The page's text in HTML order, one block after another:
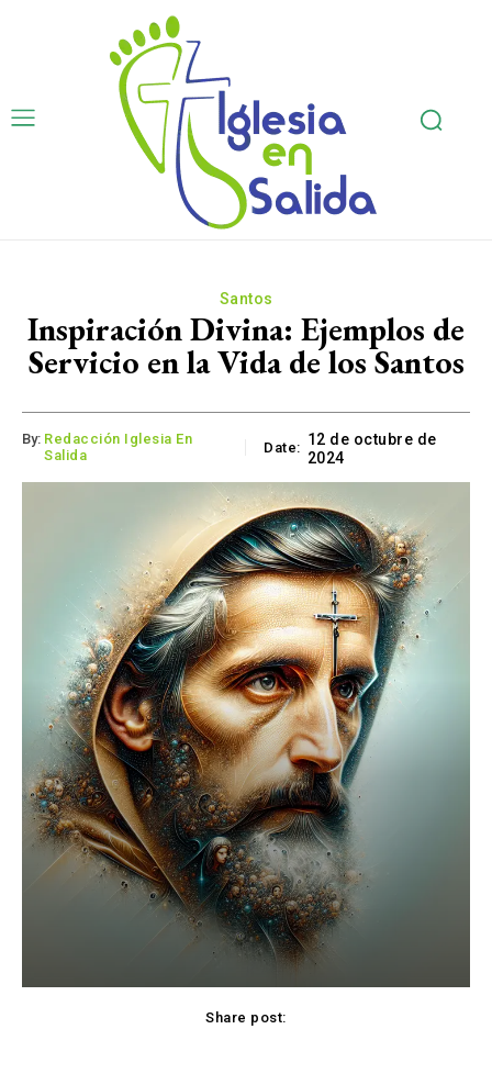
Santos
Inspiración Divina: Ejemplos de
Servicio en la Vida de los Santos
By: Redacción Iglesia En
Salida
Date: 12 de octubre de
2024
Share post: